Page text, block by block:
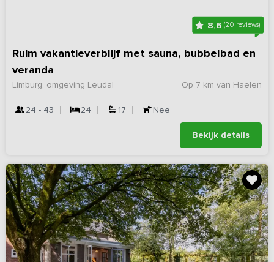
8,6 (20 reviews)
Ruim vakantieverblijf met sauna, bubbelbad en
veranda
Op 7 km van Haelen
Limburg, omgeving Leudal
24 - 43 24 17 Nee
Bekijk details